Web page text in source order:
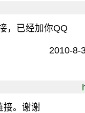
，已经加你QQ
2010-8-
接。谢谢